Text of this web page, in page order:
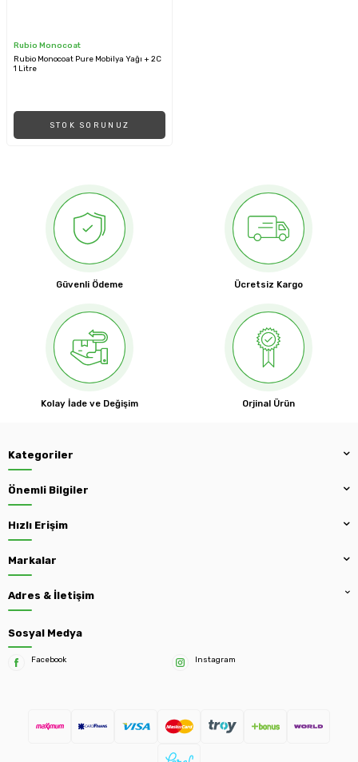
Rubio Monocoat
Rubio Monocoat Pure Mobilya Yağı + 2C
1 Litre
STOK SORUNUZ
Güvenli Ödeme Ücretsiz Kargo
Kolay İade ve Değişim Orjinal Ürün
Kategoriler
Önemli Bilgiler
Hızlı Erişim
Markalar
Adres & İletişim
Sosyal Medya
Facebook Instagram